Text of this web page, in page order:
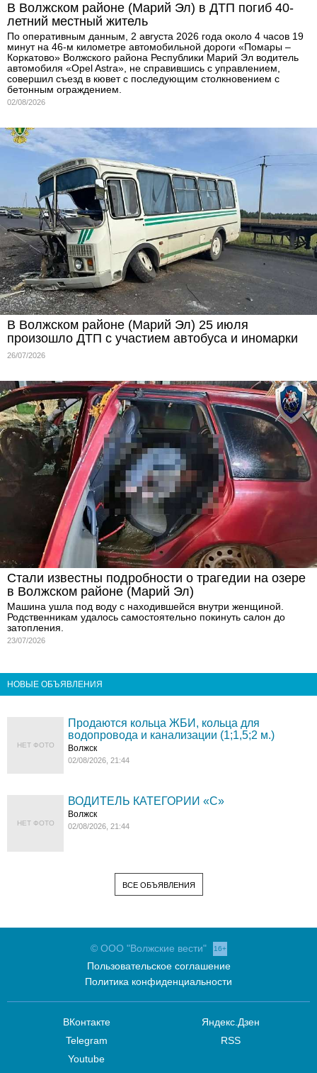
В Волжском районе (Марий Эл) в ДТП погиб 40-
летний местный житель
По оперативным данным, 2 августа 2026 года около 4 часов 19
минут на 46-м километре автомобильной дороги «Помары –
Коркатово» Волжского района Республики Марий Эл водитель
автомобиля «Opel Astra», не справившись с управлением,
совершил съезд в кювет с последующим столкновением с
бетонным ограждением.
02/08/2026
В Волжском районе (Марий Эл) 25 июля
произошло ДТП с участием автобуса и иномарки
26/07/2026
Стали известны подробности о трагедии на озере
в Волжском районе (Марий Эл)
Машина ушла под воду с находившейся внутри женщиной.
Родственникам удалось самостоятельно покинуть салон до
затопления.
23/07/2026
НОВЫЕ ОБЪЯВЛЕНИЯ
НЕТ ФОТО
Продаются кольца ЖБИ, кольца для
водопровода и канализации (1;1,5;2 м.)
Волжск
02/08/2026, 21:44
НЕТ ФОТО
ВОДИТЕЛЬ КАТЕГОРИИ «C»
Волжск
02/08/2026, 21:44
ВСЕ ОБЪЯВЛЕНИЯ
© ООО "Волжские вести" 16+
Пользовательское соглашение
Политика конфиденциальности
ВКонтакте
Telegram
Youtube
Яндекс.Дзен
RSS